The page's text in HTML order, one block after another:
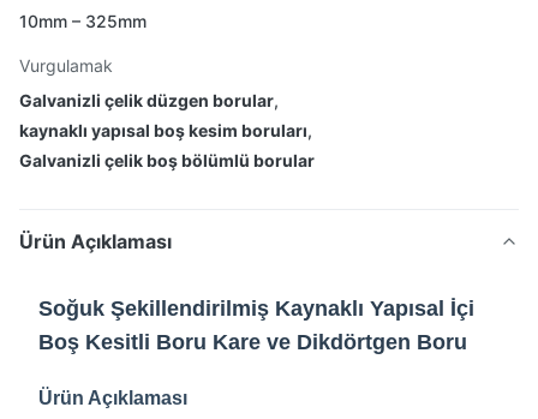
10mm – 325mm
Vurgulamak
Galvanizli çelik düzgen borular,
kaynaklı yapısal boş kesim boruları,
Galvanizli çelik boş bölümlü borular
Ürün Açıklaması
Soğuk Şekillendirilmiş Kaynaklı Yapısal İçi
Boş Kesitli Boru Kare ve Dikdörtgen Boru
Ürün Açıklaması